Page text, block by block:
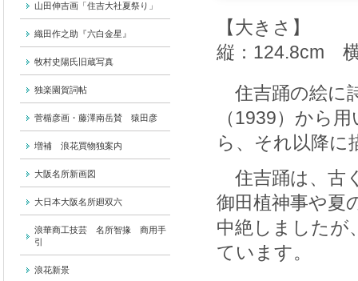
山田伸吉画「住吉大社夏祭り」
織田作之助『六白金星』
牧村史陽氏旧蔵写真
独楽園賀詞帖
菅楯彦画・藤澤南岳賛 猿田彦
増補 浪花買物独案内
大阪名所新画図
大日本大阪名所廻双六
浪華商工技芸 名所智掾 商用手
引
浪花新景
【大きさ】
縦：124.8cm
住吉踊の絵に
（1939）から
ら、それ以降
住吉踊は、古
御田植神事や夏
中絶しましたが
ています。